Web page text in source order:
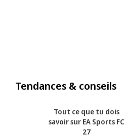
Tendances & conseils
Tout ce que tu dois
savoir sur EA Sports FC
27